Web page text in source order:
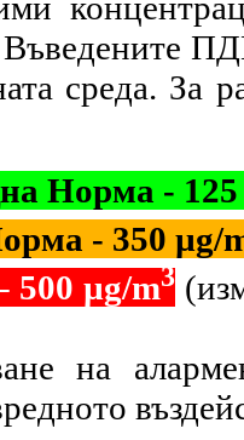
среда. За
Норма - 125
- 350 µg/
500 µg/m3
на